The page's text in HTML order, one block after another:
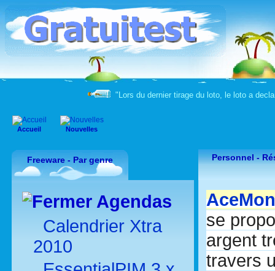
"Lors du dernier tirage du loto, le loto a
Accueil Nouvelles
Freeware - Par genre
Agendas
Calendrier Xtra
2010
Personnel -
se
argent
travers